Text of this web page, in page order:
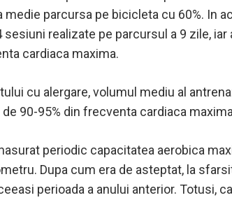
parcursa pe bicicleta cu 60%. In
realizate pe parcursul a 9 zile,
cardiaca maxima.
cu alergare, volumul mediu al
90-95% din frecventa cardiaca
periodic capacitatea aerobica
Dupa cum era de asteptat, la
perioada a anului anterior. Totusi,